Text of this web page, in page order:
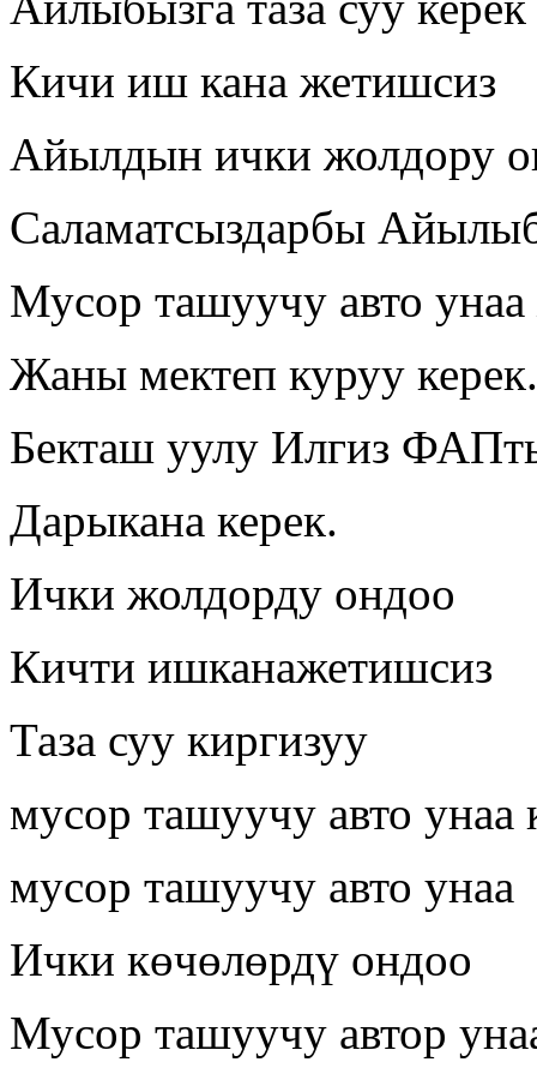
Кичи иш кана жетишсиз
Айылдын ички жолдору
Саламатсыздарбы
Мусор ташуучу авто
Жаны мектеп куруу керек.
Бекташ уулу Илгиз
Дарыкана керек.
Ички жолдорду ондоо
Кичти ишканажетишсиз
Таза суу киргизуу
мусор ташуучу авто унаа
мусор ташуучу авто унаа
Ички көчөлөрдү ондоо
Мусор ташуучу автор